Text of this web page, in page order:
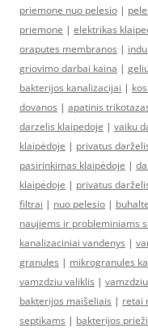
priemone nuo pelesio |
priemone | elektrikas
oraputes membranos |
griovimo darbai kaina |
bakterijos kanalizacijai |
dovanos | apatinis
darzelis klaipedoje | vaiku
klaipėdoje | privatus
pasirinkimas klaipėdoje |
klaipėdoje | privatus
filtrai | nuo pelesio |
naujiems ir probleminiams
kanalizaciniai vandenys |
granules | mikrogranules
vamzdziu valiklis |
bakterijos maišeliais | retai
septikams | bakterijos